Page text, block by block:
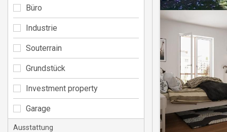
Büro
Industrie
Souterrain
Grundstück
Investment property
Garage
Ausstattung